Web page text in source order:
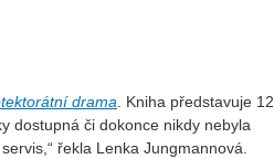
drama. Kniha představuje 12
dostupná či dokonce nikdy nebyla
řekla Lenka Jungmannová.